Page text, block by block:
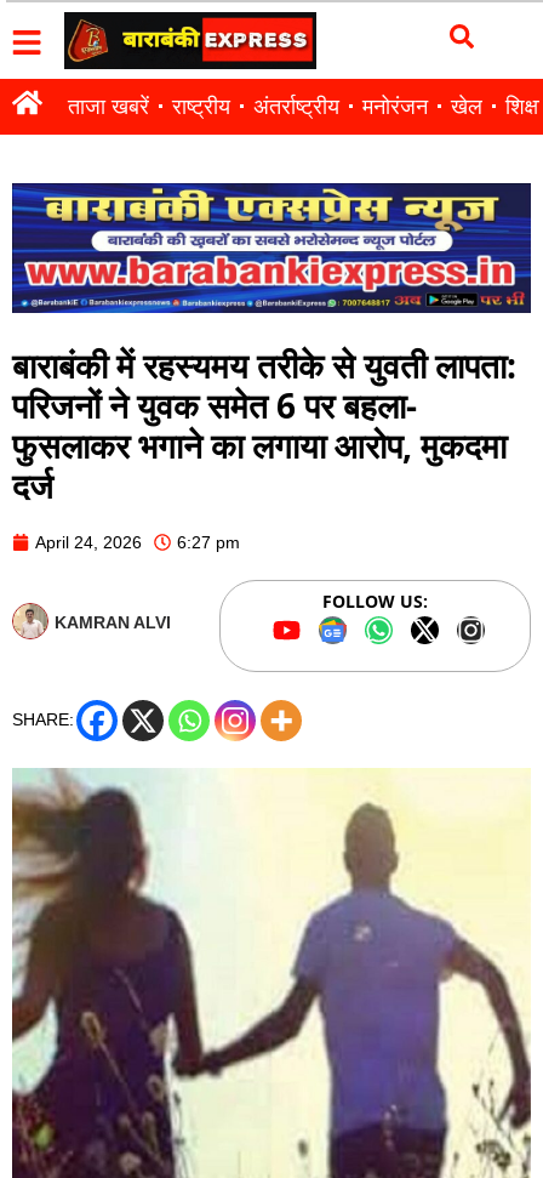
ताजा खबरें राष्ट्रीय अंतर्राष्ट्रीय मनोरंजन खेल शिक्षा
बाराबंकी में रहस्यमय तरीके से युवती लापता:
परिजनों ने युवक समेत 6 पर बहला-
फुसलाकर भगाने का लगाया आरोप, मुकदमा
दर्ज
April 24, 2026 6:27 pm
KAMRAN ALVI
FOLLOW US:
SHARE: